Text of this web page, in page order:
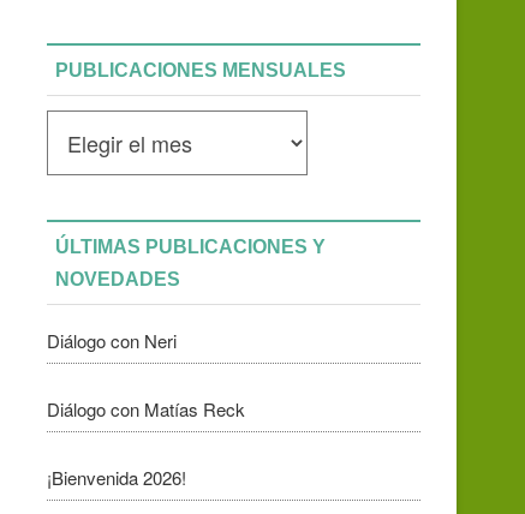
PUBLICACIONES MENSUALES
mensuales
ÚLTIMAS PUBLICACIONES Y
NOVEDADES
Diálogo con Neri
Diálogo con Matías Reck
¡Bienvenida 2026!